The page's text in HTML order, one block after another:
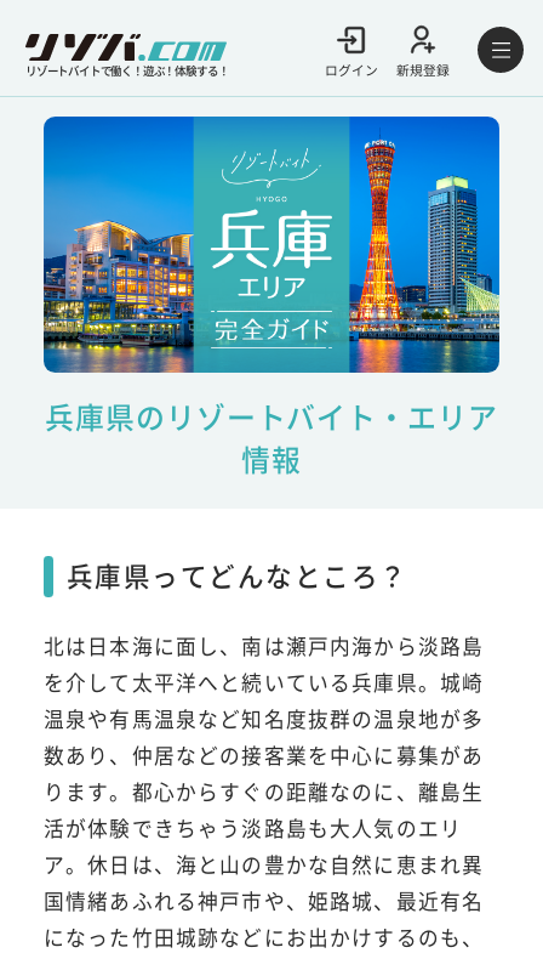
リゾートバイトで働く！遊ぶ！体験する！ ログイン 新規登録
兵庫県のリゾートバイト・エリア
情報
兵庫県ってどんなところ？
北は日本海に面し、南は瀬戸内海から淡路島
を介して太平洋へと続いている兵庫県。城崎
温泉や有馬温泉など知名度抜群の温泉地が多
数あり、仲居などの接客業を中心に募集があ
ります。都心からすぐの距離なのに、離島生
活が体験できちゃう淡路島も大人気のエリ
ア。休日は、海と山の豊かな自然に恵まれ異
国情緒あふれる神戸市や、姫路城、最近有名
になった竹田城跡などにお出かけするのも、